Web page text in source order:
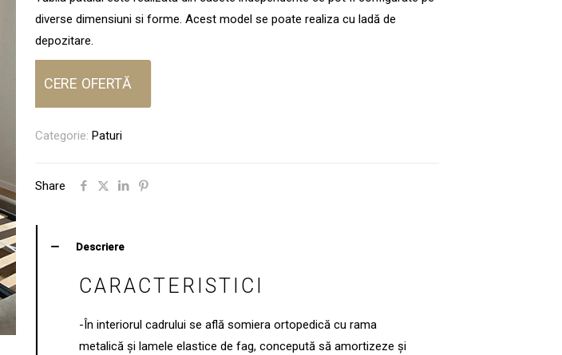
diverse dimensiuni si forme. Acest model se poate realiza cu ladă de
depozitare.
CERE OFERTĂ
Categorie: Paturi
Share
Descriere
CARACTERISTICI
-În interiorul cadrului se află somiera ortopedică cu rama
metalică și lamele elastice de fag, concepută să amortizeze și